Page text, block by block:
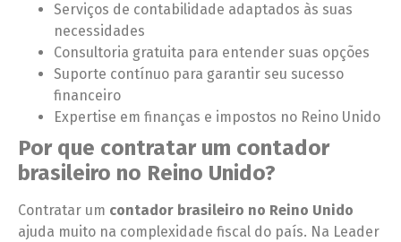
Serviços de contabilidade adaptados às suas
necessidades
Consultoria gratuita para entender suas opções
Suporte contínuo para garantir seu sucesso
financeiro
Expertise em finanças e impostos no Reino Unido
Por que contratar um contador
brasileiro no Reino Unido?
Contratar um contador brasileiro no Reino Unido
ajuda muito na complexidade fiscal do país. Na Leader